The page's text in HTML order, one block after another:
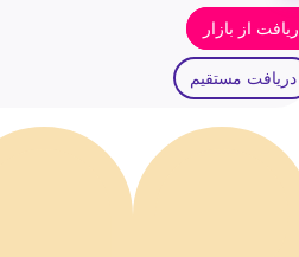
از بازار
دریافت مستقیم